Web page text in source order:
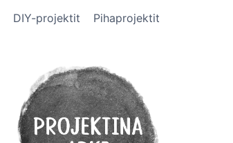
DIY-projektit Pihaprojektit